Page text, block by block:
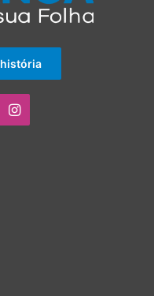
Instagram